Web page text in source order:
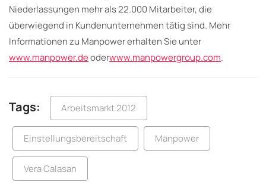
Niederlassungen mehr als 22.000 Mitarbeiter, die
überwiegend in Kundenunternehmen tätig sind. Mehr
Informationen zu Manpower erhalten Sie unter
www.manpower.deoderwww.manpowergroup.com.
Tags: Arbeitsmarkt 2012
Einstellungsbereitschaft Manpower
Vera Calasan